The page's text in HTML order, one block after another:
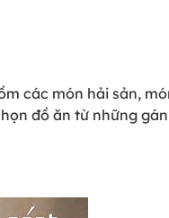
các món hải sản,
đồ ăn từ những